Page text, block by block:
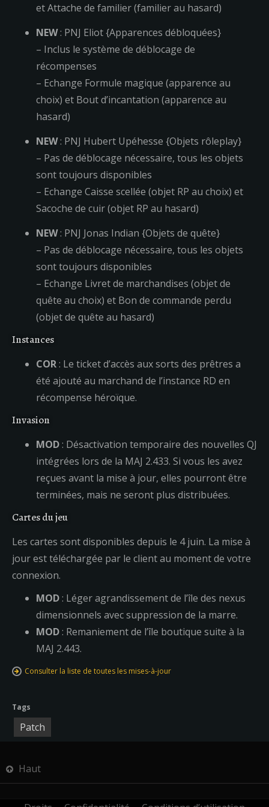
et Attache de familier (familier au hasard)
NEW: PNJ Eliot {Apparences débloquées}
– Inclus le système de déblocage de
récompenses
– Echange Formule magique (apparence au
choix) et Bout d’incantation (apparence au
hasard)
NEW: PNJ Hubert Upéhesse {Objets rôleplay}
– Pas de déblocage nécessaire, tous les objets
sont toujours disponibles
– Echange Caisse scellée (objet RP au choix) et
Sacoche de cuir (objet RP au hasard)
NEW: PNJ Jonas Indian {Objets de quête}
– Pas de déblocage nécessaire, tous les objets
sont toujours disponibles
– Echange Livret de marchandises (objet de
quête au choix) et Bon de commande perdu
(objet de quête au hasard)
Instances
COR: Le ticket d’accès aux sorts des prêtres a
été ajouté au marchand de l’instance RD en
récompense héroïque.
Invasion
MOD: Désactivation temporaire des nouvelles QJ
intégrées lors de la MAJ 2.433. Si vous les avez
reçues avant la mise à jour, elles pourront être
terminées, mais ne seront plus distribuées.
Cartes du jeu
Les cartes sont disponibles depuis le 4 juin. La mise à
jour est téléchargée par le client au moment de votre
connexion.
MOD: Léger agrandissement de l’île des nexus
dimensionnels avec suppression de la marre.
MOD: Remaniement de l’île boutique suite à la
MAJ 2.443.
Consulter la liste de toutes les mises-à-jour
Tags
Patch
Haut